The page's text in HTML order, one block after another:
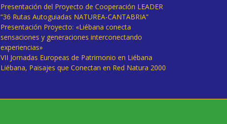
Presentación del Proyecto de Cooperación LEADER
“36 Rutas Autoguiadas NATUREA-CANTABRIA”
Presentación Proyecto: «Liébana conecta
sensaciones y generaciones interconectando
experiencias»
VII Jornadas Europeas de Patrimonio en Liébana
Liébana, Paisajes que Conectan en Red Natura 2000